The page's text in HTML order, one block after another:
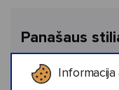
Panašaus